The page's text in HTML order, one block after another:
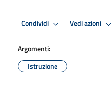
Condividi Vedi azioni
Argomenti:
Istruzione